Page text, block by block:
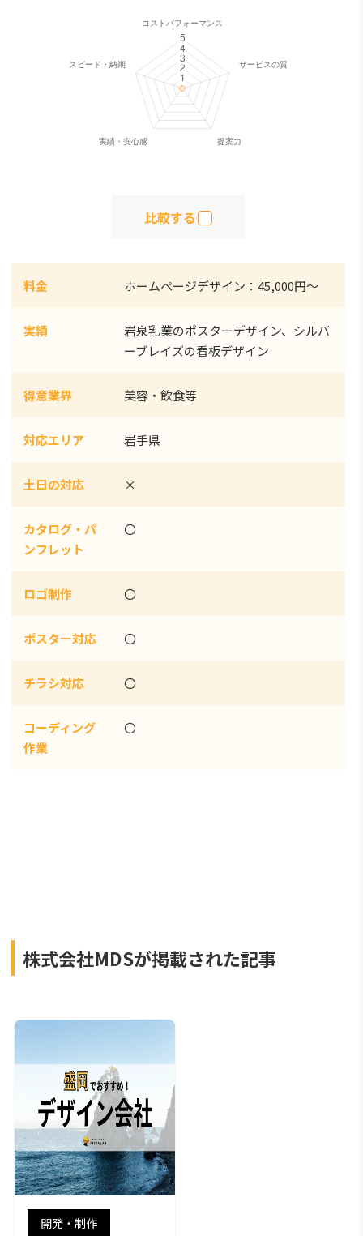
比較する
料金 ホームページデザイン：45,000円～
実績
岩泉乳業のポスターデザイン、シルバ
ーブレイズの看板デザイン
得意業界 美容・飲食等
対応エリア 岩手県
土日の対応 ×
カタログ・パ
ンフレット
〇
ロゴ制作 〇
ポスター対応 〇
チラシ対応 〇
コーディング
作業
〇
株式会社MDSが掲載された記事
開発・制作